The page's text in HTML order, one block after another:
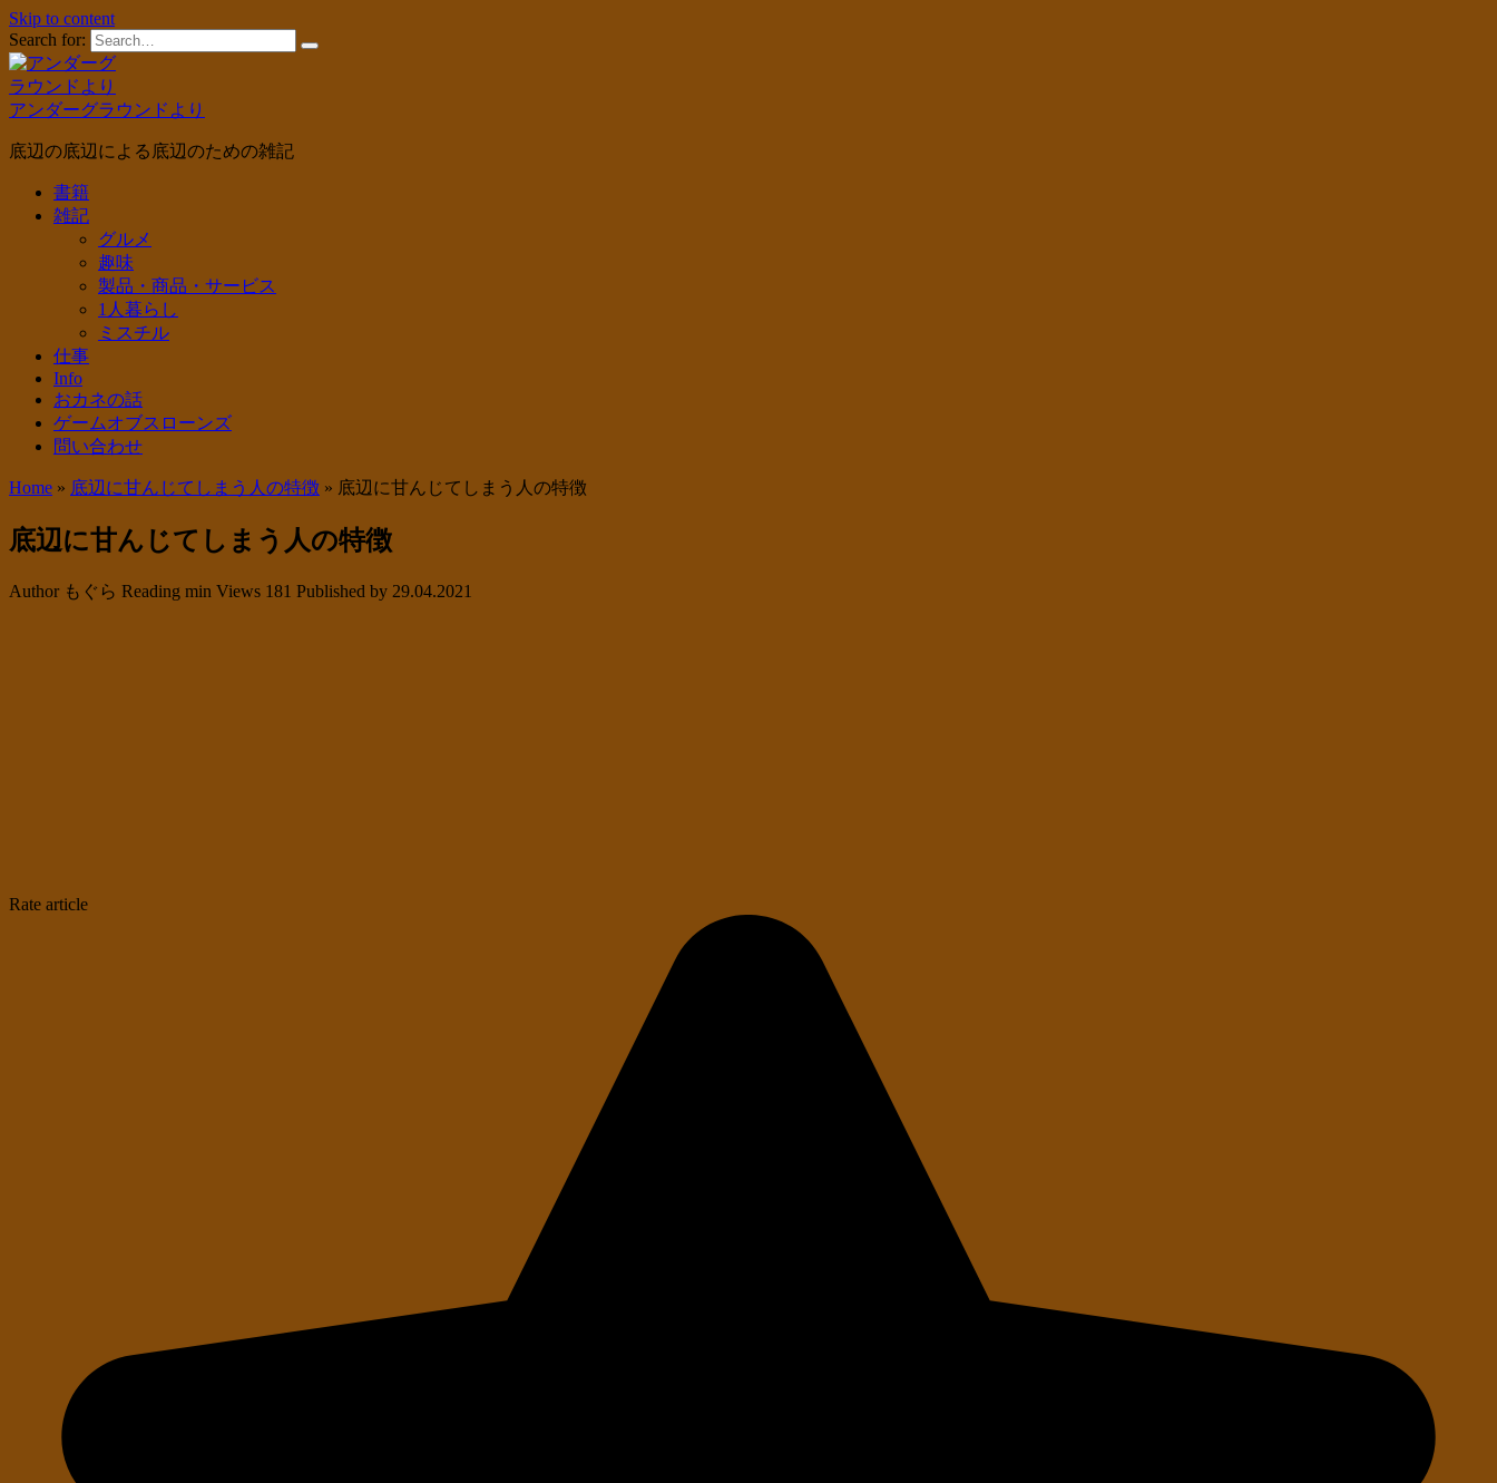
Skip to content
Search for:
アンダーグラウンドより
底辺の底辺による底辺のための雑記
書籍
雑記
グルメ
趣味
製品・商品・サービス
1人暮らし
ミスチル
仕事
Info
おカネの話
ゲームオブスローンズ
問い合わせ
Home » 底辺に甘んじてしまう人の特徴 » 底辺に甘んじてしまう人の特徴
底辺に甘んじてしまう人の特徴
Authorもぐら Reading min Views 181 Published by 29.04.2021
Rate article